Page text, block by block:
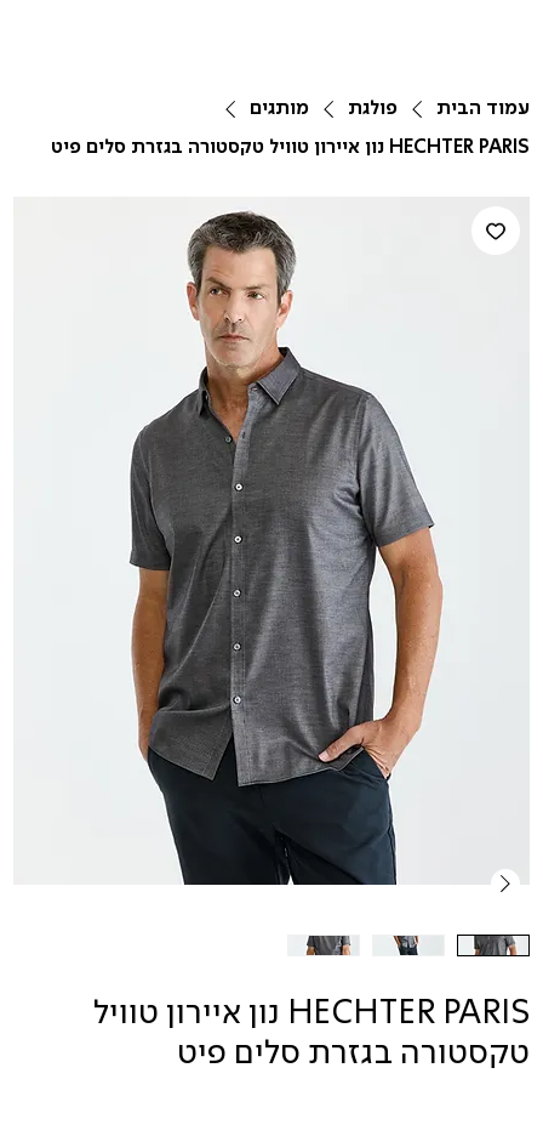
עמוד הבית פולגת
מותגים
HECHTER PARIS נון איירון טוויל טקסטורה בגזרת סלים פיט
HECHTER PARIS נון איירון טוויל
טקסטורה בגזרת סלים פיט